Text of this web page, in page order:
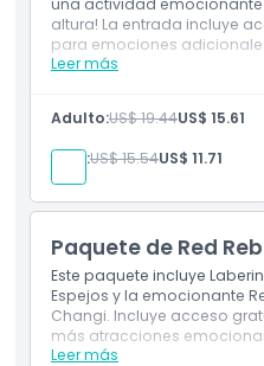
altura! La entrada incluye
para emociones
Leer más
Salta a través de las
Acceso gratuito a
Adulto:US$ 19.44US$ 15.61
Niño:US$ 15.54US$ 11.71
Paquete de Red
Este paquete incluye
Espejos y la emocionante
Changi. Incluye acceso
más atracciones
Leer más